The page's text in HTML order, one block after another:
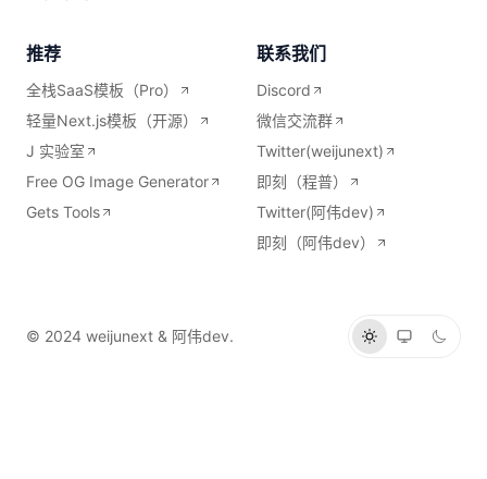
推荐
全栈SaaS模板（Pro）
轻量Next.js模板（开源）
J 实验室
Free OG Image Generator
Gets Tools
联系我们
Discord
微信交流群
Twitter(weijunext)
即刻（程普）
Twitter(阿伟dev)
即刻（阿伟dev）
© 2024 weijunext & 阿伟dev.